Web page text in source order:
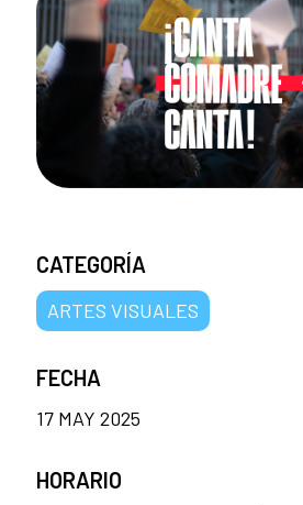
CATEGORÍA
ARTES VISUALES
FECHA
17 MAY 2025
HORARIO